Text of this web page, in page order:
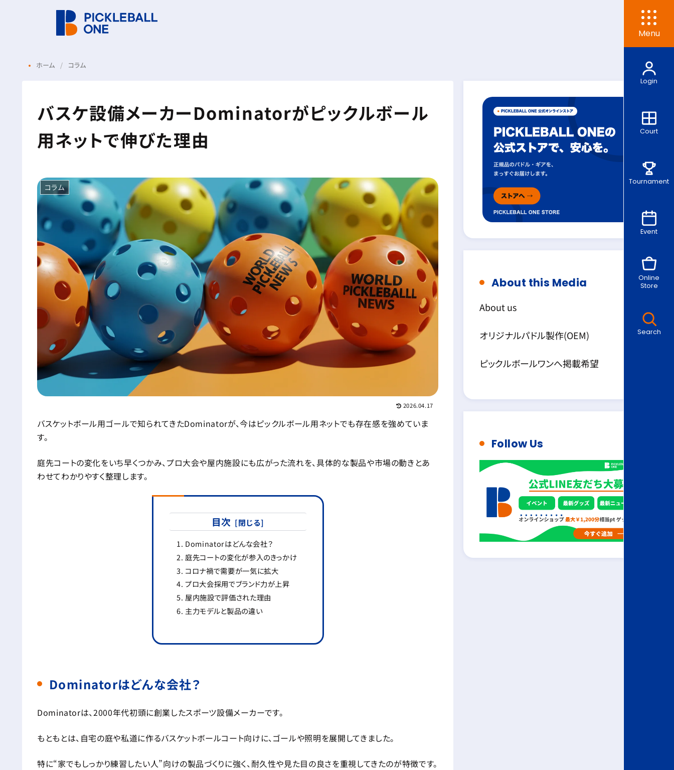
Menu
Login
Court
Tournament
Event
Online
Store
Search
ホーム コラム
バスケ設備メーカーDominatorがピックルボール
用ネットで伸びた理由
コラム
2026.04.17
バスケットボール用ゴールで知られてきたDominatorが、今はピックルボール用ネットでも存在感を強めていま
す。
庭先コートの変化をいち早くつかみ、プロ大会や屋内施設にも広がった流れを、具体的な製品や市場の動きとあ
わせてわかりやすく整理します。
目次
Dominatorはどんな会社？
庭先コートの変化が参入のきっかけ
コロナ禍で需要が一気に拡大
プロ大会採用でブランド力が上昇
屋内施設で評価された理由
主力モデルと製品の違い
Dominatorはどんな会社？
Dominatorは、2000年代初頭に創業したスポーツ設備メーカーです。
もともとは、自宅の庭や私道に作るバスケットボールコート向けに、ゴールや照明を展開してきました。
特に“家でもしっかり練習したい人”向けの製品づくりに強く、耐久性や見た目の良さを重視してきたのが特徴です。
About this Media
About us
オリジナルパドル製作(OEM)
ピックルボールワンへ掲載希望
Follow Us